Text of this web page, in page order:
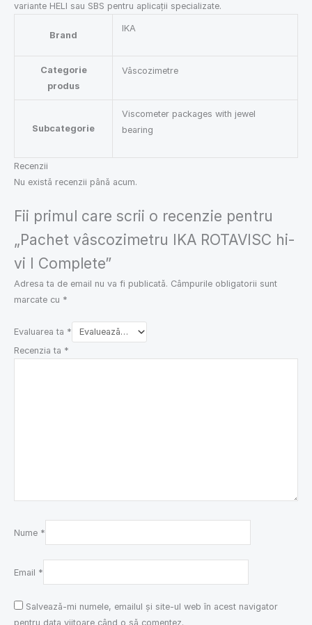
variante HELI sau SBS pentru aplicații specializate.
Brand
IKA
Categorie
produs
Vâscozimetre
Subcategorie
Viscometer packages with jewel
bearing
Recenzii
Nu există recenzii până acum.
Fii primul care scrii o recenzie pentru
„Pachet vâscozimetru IKA ROTAVISC hi-
vi I Complete”
Adresa ta de email nu va fi publicată. Câmpurile obligatorii sunt
marcate cu *
Evaluarea ta *
Recenzia ta *
Nume *
Email *
Salvează-mi numele, emailul și site-ul web în acest navigator
pentru data viitoare când o să comentez.